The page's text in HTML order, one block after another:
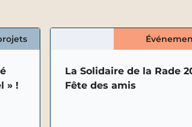
» !
La Solidaire de la Rade
Fête des amis